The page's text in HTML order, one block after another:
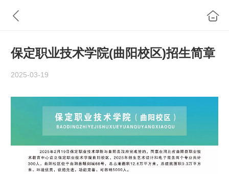
保定职业技术学院(曲阳校区)招生简章
2025-03-19